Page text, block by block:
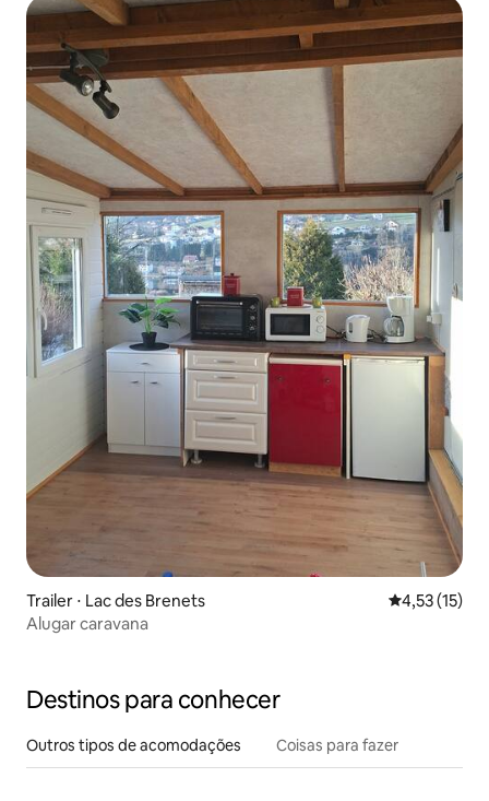
Trailer ⋅ Lac des Brenets 4,53 de uma
4,53 (15)
Alugar caravana
Destinos para conhecer
Outros tipos de acomodações Coisas para fazer